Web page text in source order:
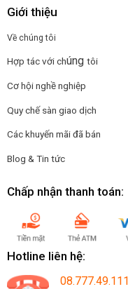
Giới thiệu
Về chúng tôi
Hợp tác với chúng tôi
Cơ hội nghề nghiệp
Quy chế sàn giao dịch
Các khuyến mãi đã bán
Blog & Tin tức
Chấp nhận thanh toán:
Hotline liên hệ:
08.777.49.111